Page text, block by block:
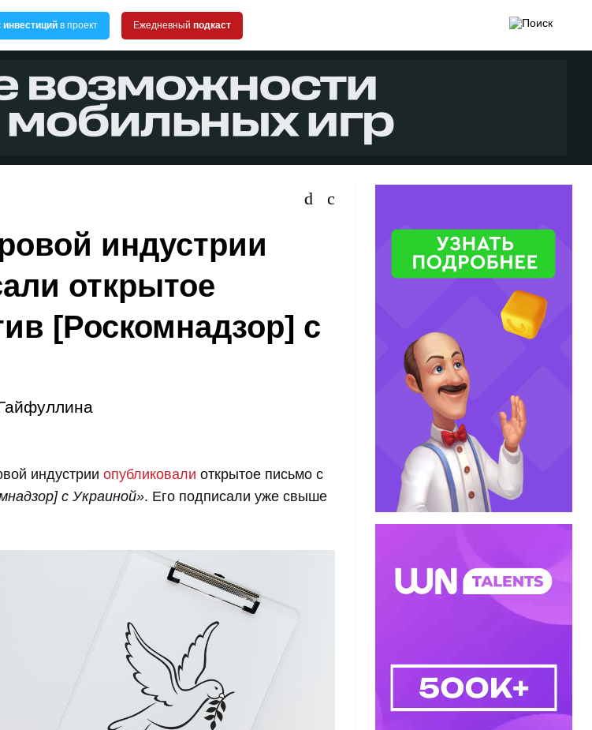
инвестиций в проект Ежедневный подкаст
индустрии
открытое
[Роскомнадзор] с
индустрии опубликовали открытое письмо с
с Украиной». Его подписали уже свыше